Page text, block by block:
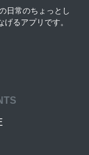
日常のちょっとし
るアプリです。